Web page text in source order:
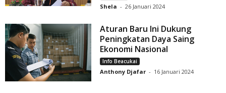
Shela - 26 Januari 2024
Aturan Baru Ini Dukung
Peningkatan Daya Saing
Ekonomi Nasional
Info Beacukai
Anthony Djafar - 16 Januari 2024